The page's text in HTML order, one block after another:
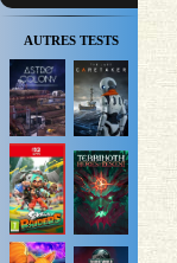
AUTRES TESTS